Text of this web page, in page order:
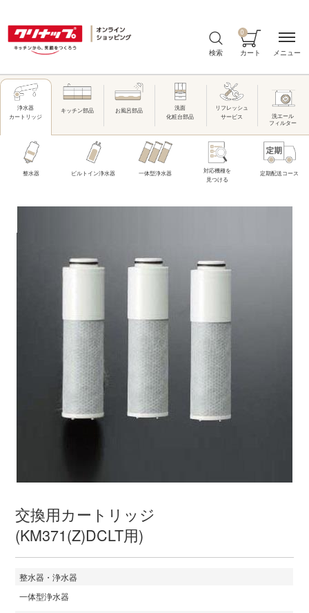
検索 カート
0
浄水器
カートリッジ
キッチン部品 お風呂部品
洗面
化粧台部品
リフレッシュ
サービス
洗エール
フィルター
整水器 ビルトイン浄水器 一体型浄水器
対応機種を
見つける
定期配送コース
交換用カートリッジ
(KM371(Z)DCLT用)
整水器・浄水器
一体型浄水器
メニュー